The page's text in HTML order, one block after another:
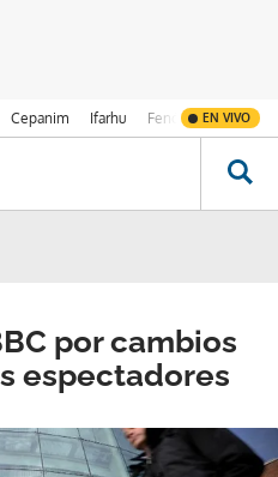
Cepanim Ifarhu Fenómeno de El
EN VIVO
por cambios
espectadores